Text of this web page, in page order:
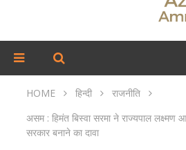
HOME हिन्दी
राजनीति
असम : हिमंत बिस्वा सरमा ने राज्यपाल लक्ष्मण
सरकार बनाने का दावा